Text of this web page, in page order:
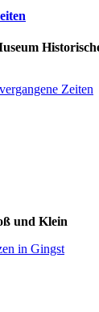
Zeiten
und Klein
in Gingst